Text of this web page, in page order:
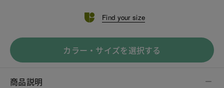
Find your size
カラー・サイズを選択する
商品説明